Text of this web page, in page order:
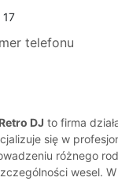
17
telefonu
DJ to firma
się w
różnego
wesel.